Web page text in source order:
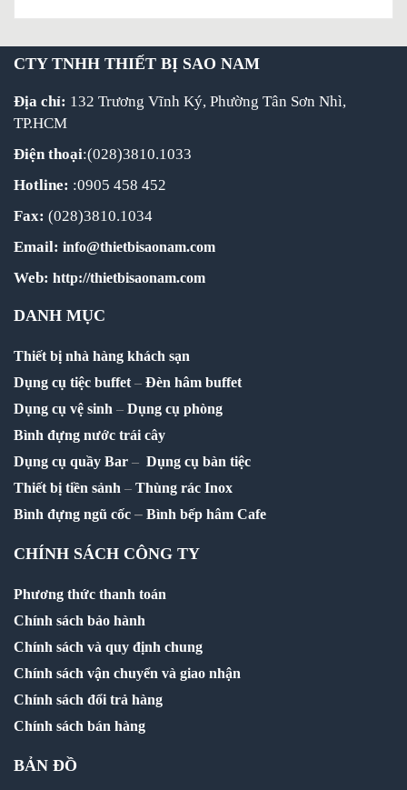
CTY TNHH THIẾT BỊ SAO NAM
Địa chỉ: 132 Trương Vĩnh Ký, Phường Tân Sơn Nhì,
TP.HCM
Điện thoại:(028)3810.1033
Hotline: :0905 458 452
Fax: (028)3810.1034
Email: info@thietbisaonam.com
Web: http://thietbisaonam.com
DANH MỤC
Thiết bị nhà hàng khách sạn
Dụng cụ tiệc buffet – Đèn hâm buffet
Dụng cụ vệ sinh – Dụng cụ phòng
Bình đựng nước trái cây
Dụng cụ quầy Bar – Dụng cụ bàn tiệc
Thiết bị tiền sảnh – Thùng rác Inox
Bình đựng ngũ cốc – Bình bếp hâm Cafe
CHÍNH SÁCH CÔNG TY
Phương thức thanh toán
Chính sách bảo hành
Chính sách và quy định chung
Chính sách vận chuyển và giao nhận
Chính sách đổi trả hàng
Chính sách bán hàng
BẢN ĐỒ